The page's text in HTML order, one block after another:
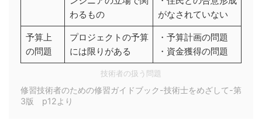
わるもの
がなされていない
予算上
の問題
プロジェクトの予算
には限りがある
・予算計画の問題
・資金獲得の問題
技術者の扱う問題
修習技術者のための修習ガイドブック-技術士をめざして-第
3版 p12より